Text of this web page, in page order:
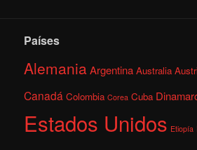
Países
AlemaniaArgentina Australia
Canadá Colombia Corea Cuba
Estados Unidos Etiopía